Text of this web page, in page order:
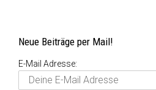
Neue Beiträge per Mail!
E-Mail Adresse: